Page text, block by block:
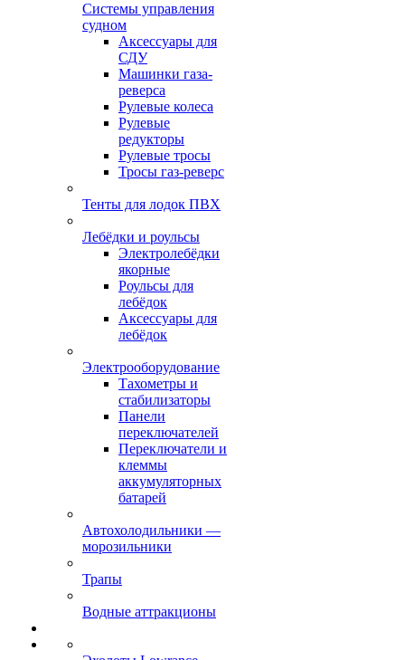
Системы управления
судном
Аксессуары для
СДУ
Машинки газа-
реверса
Рулевые колеса
Рулевые
редукторы
Рулевые тросы
Тросы газ-реверс
Тенты для лодок ПВХ
Лебёдки и роульсы
Электролебёдки
якорные
Роульсы для
лебёдок
Аксессуары для
лебёдок
Электрооборудование
Тахометры и
стабилизаторы
Панели
переключателей
Переключатели и
клеммы
аккумуляторных
батарей
Автохолодильники —
морозильники
Трапы
Водные аттракционы